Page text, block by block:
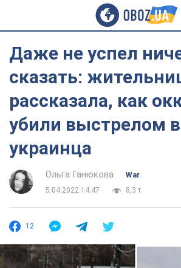
Даже не успел
сказать:
рассказала, как
убили выстрелом
украинца
Ольга Ганюкова
War
5.04.2022 14:47
8,3 т.
12